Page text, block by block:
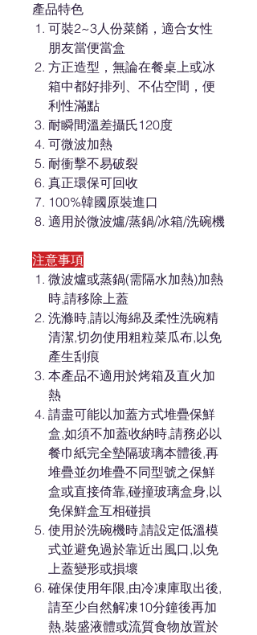
產品特色
可裝2~3人份菜餚，適合女性
朋友當便當盒
方正造型，無論在餐桌上或冰
箱中都好排列、不佔空間，便
利性滿點
耐瞬間溫差攝氏120度
可微波加熱
耐衝擊不易破裂
真正環保可回收
100%韓國原裝進口
適用於微波爐/蒸鍋/冰箱/洗碗機
注意事項
微波爐或蒸鍋(需隔水加熱)加熱
時,請移除上蓋
洗滌時,請以海綿及柔性洗碗精
清潔,切勿使用粗粒菜瓜布,以免
產生刮痕
本產品不適用於烤箱及直火加
熱
請盡可能以加蓋方式堆疊保鮮
盒,如須不加蓋收納時,請務必以
餐巾紙完全墊隔玻璃本體後,再
堆疊並勿堆疊不同型號之保鮮
盒或直接倚靠,碰撞玻璃盒身,以
免保鮮盒互相碰損
使用於洗碗機時,請設定低溫模
式並避免過於靠近出風口,以免
上蓋變形或損壞
確保使用年限,由冷凍庫取出後,
請至少自然解凍10分鐘後再加
熱,裝盛液體或流質食物放置於